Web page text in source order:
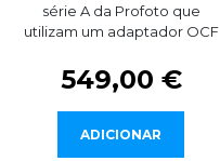
série A da Profoto que
utilizam um adaptador OCF
549,00 €
ADICIONAR